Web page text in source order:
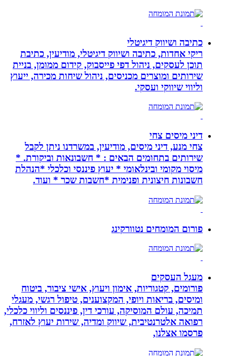
כתיבה ושיווק דיגיטלי
ריקי אחדות, כתיבה ושיווק דיגיטלי, מודיעין, כתיבת
תוכן לעסקים, ניהול דפי פייסבוק, קידום ממומן, בניית
שירותים ומוצרים מכניסים, ניהול שיחות מכירה, ייעוץ
וליווי שיווקי ועסקי.
דיני מיסים צחי
צחי מנע, דיני מיסים, מודיעין, במשרדנו ניתן לקבל
שירותים בתחומים הבאים : * חשבונאות וביקורת. *
מיסוי מקומי ובינלאומי * יעוץ פיננסי וכלכלי *הנהלת
חשבונות חיצונית ופנימית *חשבות שכר * ועוד.
פורום המומחים נטוורקינג
מעגל העסקים
פורומים, קטגוריות, אימון ויעוץ, אישי ציבור, ביטוח
ומיסים, בריאות ויופי, המקצוענים, טיפול רגשי, מעגלי
תמיכה, עולם המוסיקה, עורכי דין, פיננסים וליווי כלכלי,
רפואה אלטרנטיבית, שיווק ומדיה, שירות יעוץ לאזרח,
פרסמו אצלנו,